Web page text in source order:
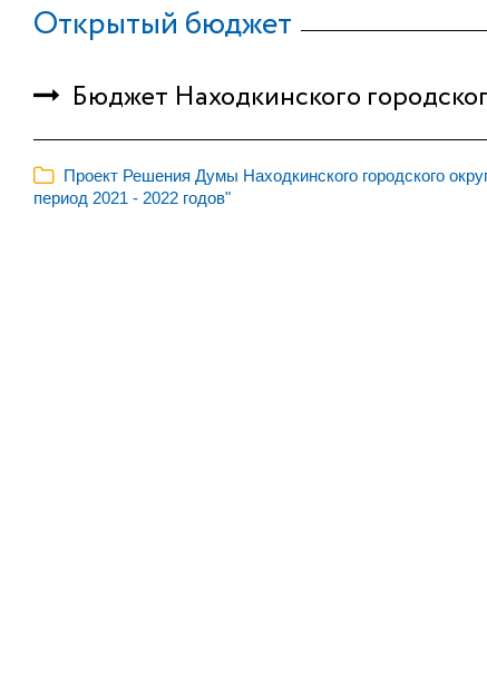
Открытый бюджет
Бюджет Находкинского
Проект Решения Думы Находкинского городского
период 2021 - 2022 годов"